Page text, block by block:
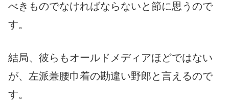
べきものでなければならないと節に思うので
す。
結局、彼らもオールドメディアほどではない
が、左派兼腰巾着の勘違い野郎と言えるので
す。